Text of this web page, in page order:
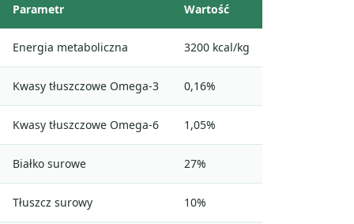
Parametr Wartość
Energia metaboliczna 3200 kcal/kg
Kwasy tłuszczowe Omega-3 0,16%
Kwasy tłuszczowe Omega-6 1,05%
Białko surowe 27%
Tłuszcz surowy 10%